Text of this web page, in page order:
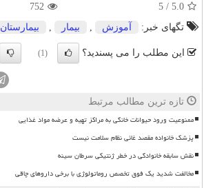
5.0
/
5
752
تگهای خبر:
آموزش بیمار بیمارستان
این مطلب را می پسندید؟ (1)
تازه ترین مطالب مرتبط
ممنوعیت ورود حیوانات خانگی به مراکز تهیه و عرضه مواد غذایی
پزشک خانواده مقصد غائی نظام سلامت نیست
نقش سابقه خانوادگی در خطر ژنتیکی سرطان سینه
مخالفت شدید یک فوق تخصص روماتولوژی با برخی داروهای چاقی